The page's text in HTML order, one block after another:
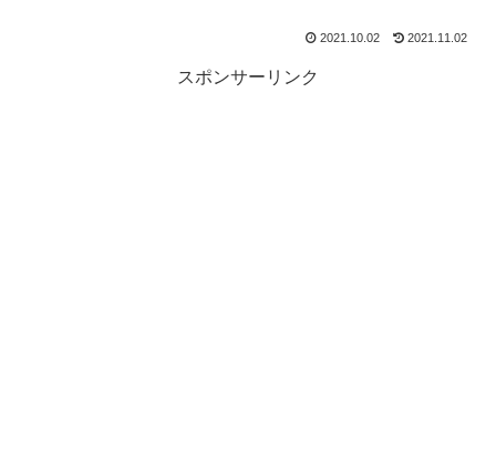
2021.10.02 2021.11.02
スポンサーリンク